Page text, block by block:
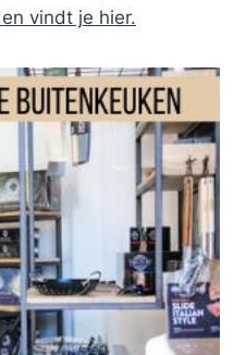
vindt je hier.